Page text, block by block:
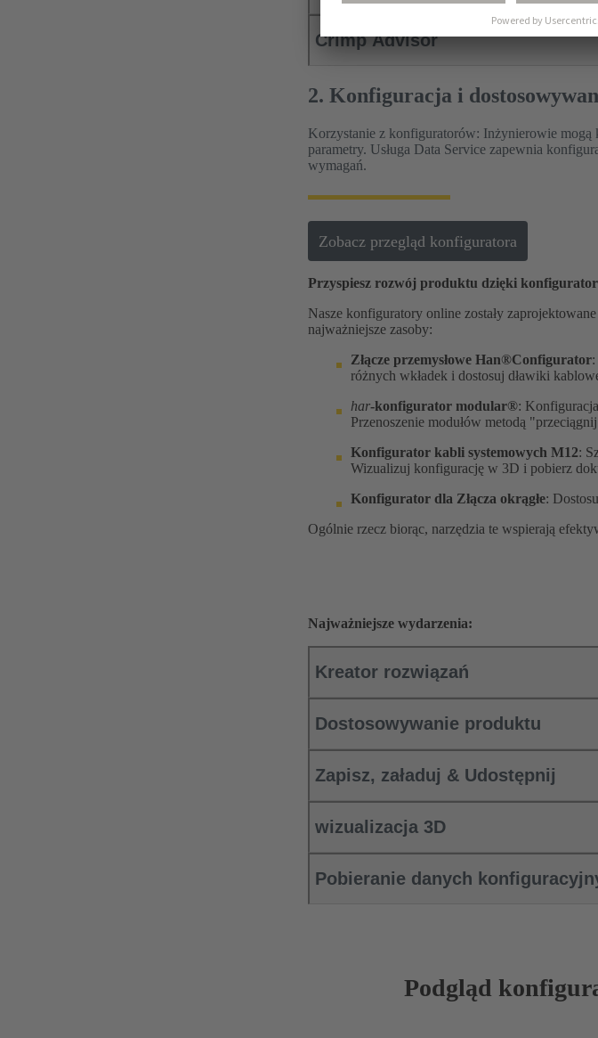
Crimp Advisor
2. Konfiguracja i
Korzystanie z konfiguratorów: Inżynierowie mogą
parametry. Usługa Data Service zapewnia
wymagań.
Zobacz przegląd konfiguratora
Przyspiesz rozwój produktu dzięki
Nasze konfiguratory online zostały
najważniejsze zasoby:
Złącze przemysłowe Han®Configurator
różnych wkładek i dostosuj dławiki
har-konfigurator modular®:
Przenoszenie modułów metodą
Konfigurator kabli systemowych M12:
Wizualizuj konfigurację w 3D i pobierz
Konfigurator dla Złącza okrągłe:
Ogólnie rzecz biorąc, narzędzia te wspierają
Najważniejsze wydarzenia:
Kreator rozwiązań
Dostosowywanie produktu
Zapisz, załaduj & Udostępnij
wizualizacja 3D
Pobieranie danych
Podgląd